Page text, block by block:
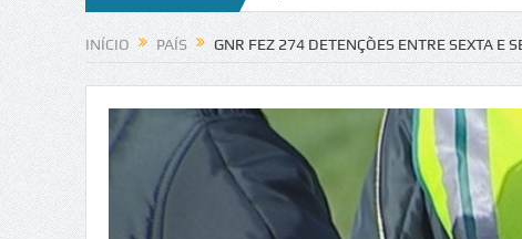
NOTÍCIAS
INÍCIO PAÍS GNR FEZ 274 DETENÇÕES ENTRE SEXTA E